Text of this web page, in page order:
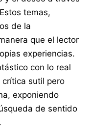
temas,
de la
que el lector
experiencias.
con lo real
sutil pero
exponiendo
de sentido